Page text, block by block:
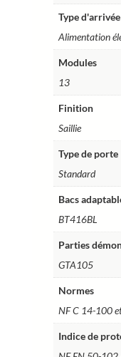
Type d'arrivée
Alimentation
Modules
13
Finition
Saillie
Type de porte
Standard
Bacs
BT416BL
Parties
GTA105
Normes
NF C 14-100
Indice de